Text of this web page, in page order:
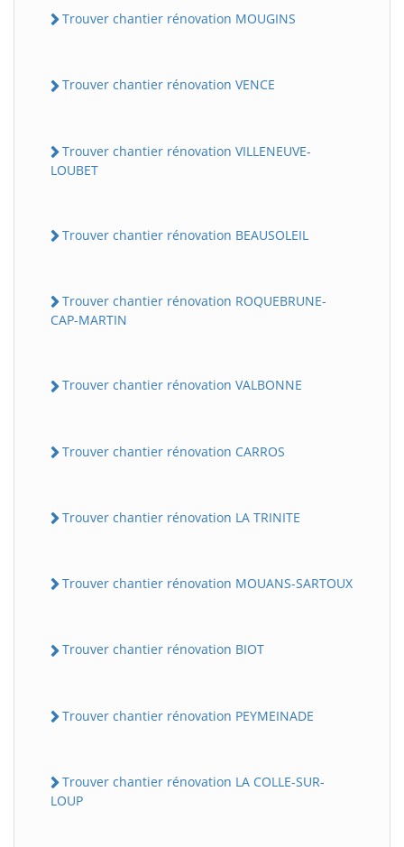
Trouver chantier rénovation MOUGINS
Trouver chantier rénovation VENCE
Trouver chantier rénovation VILLENEUVE-
LOUBET
Trouver chantier rénovation BEAUSOLEIL
Trouver chantier rénovation ROQUEBRUNE-
CAP-MARTIN
Trouver chantier rénovation VALBONNE
Trouver chantier rénovation CARROS
Trouver chantier rénovation LA TRINITE
Trouver chantier rénovation MOUANS-SARTOUX
Trouver chantier rénovation BIOT
Trouver chantier rénovation PEYMEINADE
Trouver chantier rénovation LA COLLE-SUR-
LOUP